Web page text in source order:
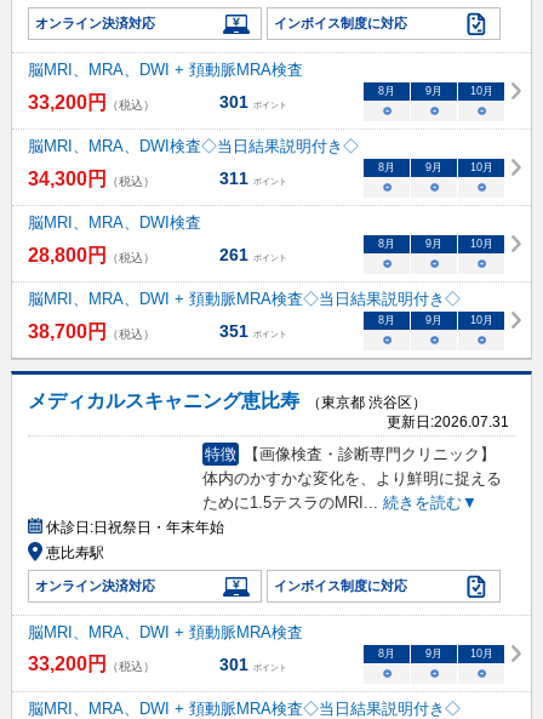
オンライン決済対応 インボイス制度に対応
脳MRI、MRA、DWI + 頚動脈MRA検査
33,200円 （税込） 301 ポイント
8月 9月 10月
○ ○ ○
脳MRI、MRA、DWI検査◇当日結果説明付き◇
34,300円 （税込） 311 ポイント
8月 9月 10月
○ ○ ○
脳MRI、MRA、DWI検査
28,800円 （税込） 261 ポイント
8月 9月 10月
○ ○ ○
脳MRI、MRA、DWI + 頚動脈MRA検査◇当日結果説明付き◇
38,700円 （税込） 351 ポイント
8月 9月 10月
○ ○ ○
メディカルスキャニング恵比寿
（東京都 渋谷区）
更新日:2026.07.31
特徴
【画像検査・診断専門クリニック】
体内のかすかな変化を、より鮮明に捉える
ために1.5テスラのMRI
続きを読む▼
休診日:日祝祭日・年末年始
恵比寿駅
オンライン決済対応 インボイス制度に対応
脳MRI、MRA、DWI + 頚動脈MRA検査
33,200円 （税込） 301 ポイント
8 月 9 月 10月
○ ○ ○
脳MRI、MRA、DWI + 頚動脈MRA検査◇当日結果説明付き◇